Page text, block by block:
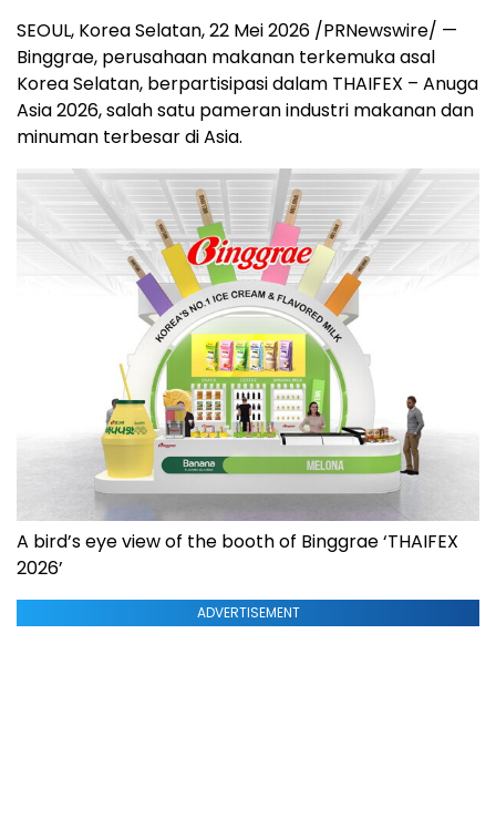
SEOUL, Korea Selatan,22 Mei 2026 /PRNewswire/ —
Binggrae, perusahaan makanan terkemuka asal
Korea Selatan, berpartisipasi dalam THAIFEX – Anuga
Asia 2026, salah satu pameran industri makanan dan
minuman terbesar di Asia.
A bird’s eye view of the booth of Binggrae ‘THAIFEX
2026’
ADVERTISEMENT